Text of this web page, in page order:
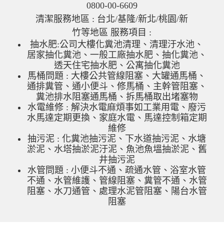
0800-00-6609
清潔服務地區 : 台北/基隆/新北/桃園/新
竹等地區 服務項目 :
抽水肥:公司大樓化糞池清理、清理汙水池、
居家抽化糞池、一般工廠抽水肥、抽化糞池、
透天住宅抽水肥、公寓抽化糞池
馬桶問題 : 大樓公共管線阻塞、大罐通馬桶、
通排糞管、通小便斗、修馬桶、主幹管阻塞、
糞池排水阻塞通馬桶、拆馬桶取出堵塞物
水電維修 : 解決水電麻煩事如工業用電、廢污
水馬達定期更換、家庭水電、馬達控制箱定期
維修
抽污泥 : 化糞池抽污泥、下水道抽污泥、水塘
淤泥、水塔抽淤泥汙泥、魚池魚塭抽淤泥、舊
井抽污泥
水管問題 : 小便斗不通、疏通水管、浴室水管
不通、水管維護、管線阻塞、糞管不通、水管
阻塞、水刀通管、處理水泥管阻塞、陽台水管
阻塞